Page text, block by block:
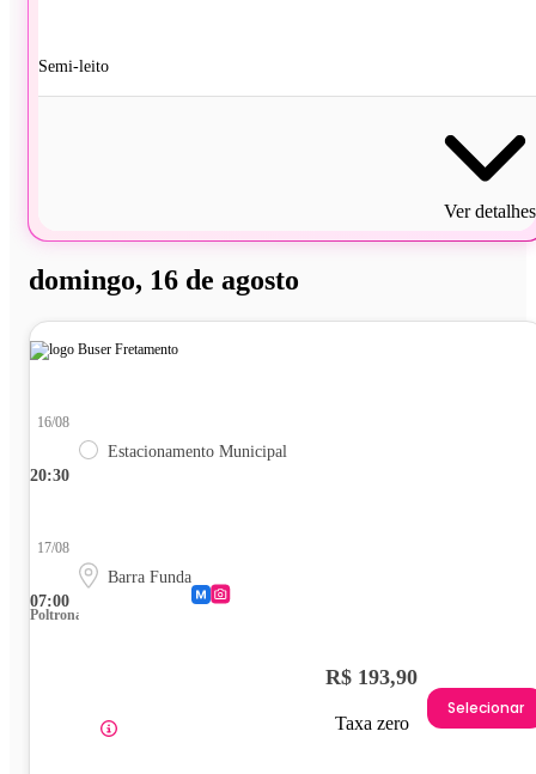
Semi-leito
Ver detalhes
domingo, 16 de agosto
20:30
16/08
Estacionamento Municipal
07:00
17/08
Barra Funda
Poltrona
R$ 193,90
Taxa zero
Selecionar